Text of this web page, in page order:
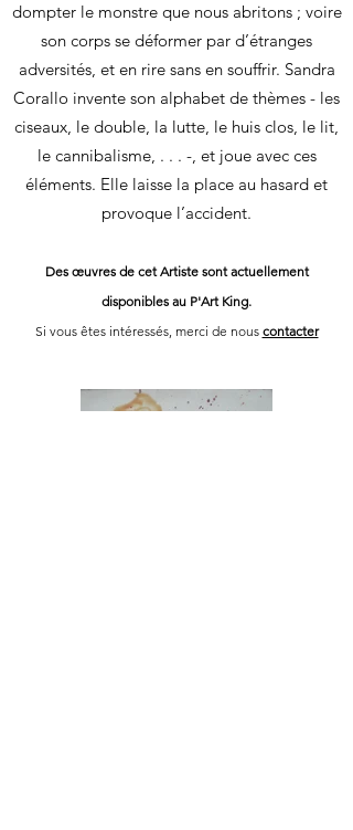
dompter le monstre que nous abritons ; voire
son corps se déformer par d’étranges
adversités, et en rire sans en souffrir. Sandra
Corallo invente son alphabet de thèmes - les
ciseaux, le double, la lutte, le huis clos, le lit,
le cannibalisme, . . . -, et joue avec ces
éléments. Elle laisse la place au hasard et
provoque l’accident.
Des œuvres de cet Artiste sont actuellement
disponibles au P'Art King.
Si vous êtes intéressés, merci de nous contacter